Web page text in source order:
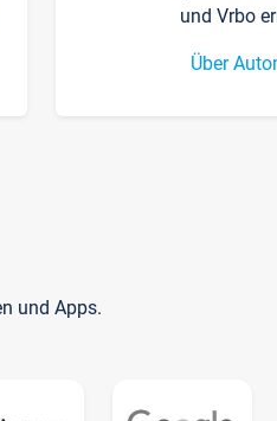
und Vrbo
Über
und Apps.